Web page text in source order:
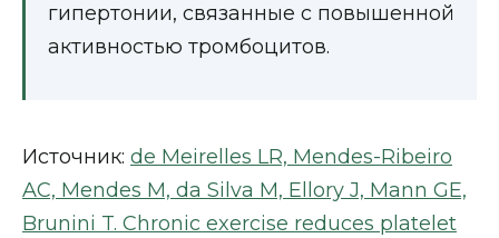
гипертонии, связанные с повышенной
активностью тромбоцитов.
Источник: de Meirelles LR, Mendes-Ribeiro
AC, Mendes M, da Silva M, Ellory J, Mann GE,
Brunini T. Chronic exercise reduces platelet